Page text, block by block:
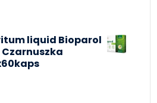
liquid Bioparol
Czarnuszka